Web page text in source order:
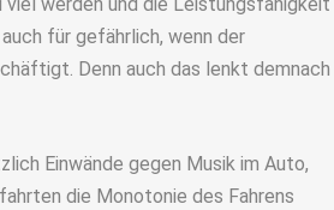
für gefährlich, wenn der
Denn auch das lenkt demnach
Einwände gegen Musik im Auto,
die Monotonie des Fahrens